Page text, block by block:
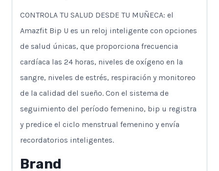
CONTROLA TU SALUD DESDE TU MUÑECA: el
Amazfit Bip U es un reloj inteligente con opciones
de salud únicas, que proporciona frecuencia
cardíaca las 24 horas, niveles de oxígeno en la
sangre, niveles de estrés, respiración y monitoreo
de la calidad del sueño. Con el sistema de
seguimiento del período femenino, bip u registra
y predice el ciclo menstrual femenino y envía
recordatorios inteligentes.
Brand